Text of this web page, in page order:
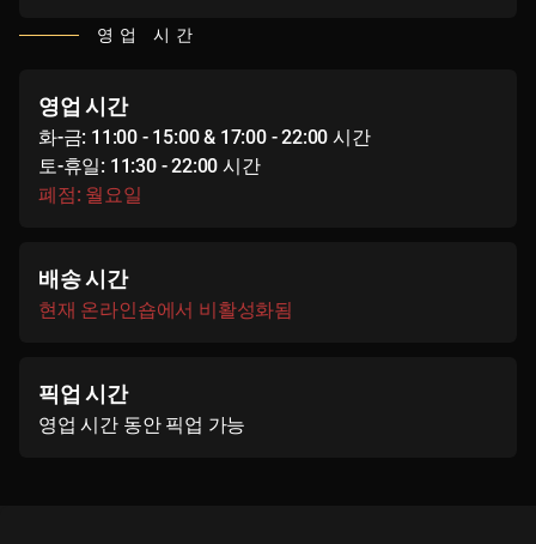
영업 시간
영업 시간
화-금: 11:00 - 15:00 & 17:00 - 22:00 시간
토-휴일: 11:30 - 22:00 시간
폐점: 월요일
배송 시간
현재 온라인숍에서 비활성화됨
픽업 시간
영업 시간 동안 픽업 가능